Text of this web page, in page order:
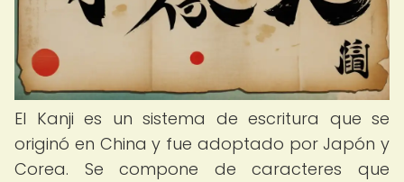
El Kanji es un sistema de escritura que se
originó en China y fue adoptado por Japón y
Corea. Se compone de caracteres que